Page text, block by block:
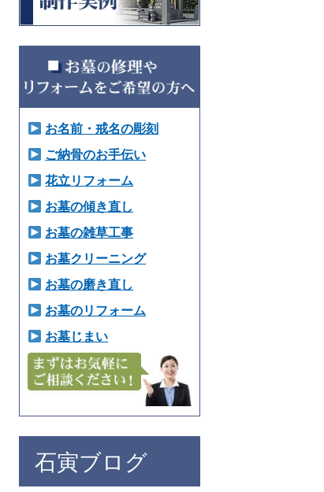
お名前・戒名の彫刻
ご納骨のお手伝い
花立リフォーム
お墓の傾き直し
お墓の雑草工事
お墓クリーニング
お墓の磨き直し
お墓のリフォーム
お墓じまい
石寅ブログ